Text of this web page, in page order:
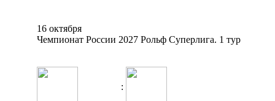
16 октября
Чемпионат России 2027 Рольф Суперлига. 1 тур
: